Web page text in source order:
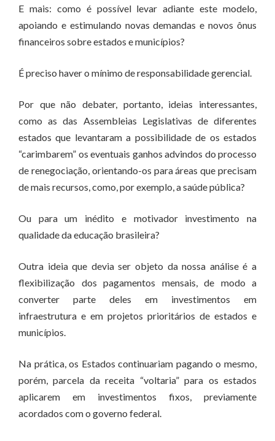
E mais: como é possível levar adiante este modelo,
apoiando e estimulando novas demandas e novos ônus
financeiros sobre estados e municípios?
É preciso haver o mínimo de responsabilidade gerencial.
Por que não debater, portanto, ideias interessantes,
como as das Assembleias Legislativas de diferentes
estados que levantaram a possibilidade de os estados
“carimbarem” os eventuais ganhos advindos do processo
de renegociação, orientando-os para áreas que precisam
de mais recursos, como, por exemplo, a saúde pública?
Ou para um inédito e motivador investimento na
qualidade da educação brasileira?
Outra ideia que devia ser objeto da nossa análise é a
flexibilização dos pagamentos mensais, de modo a
converter parte deles em investimentos em
infraestrutura e em projetos prioritários de estados e
municípios.
Na prática, os Estados continuariam pagando o mesmo,
porém, parcela da receita “voltaria” para os estados
aplicarem em investimentos fixos, previamente
acordados com o governo federal.